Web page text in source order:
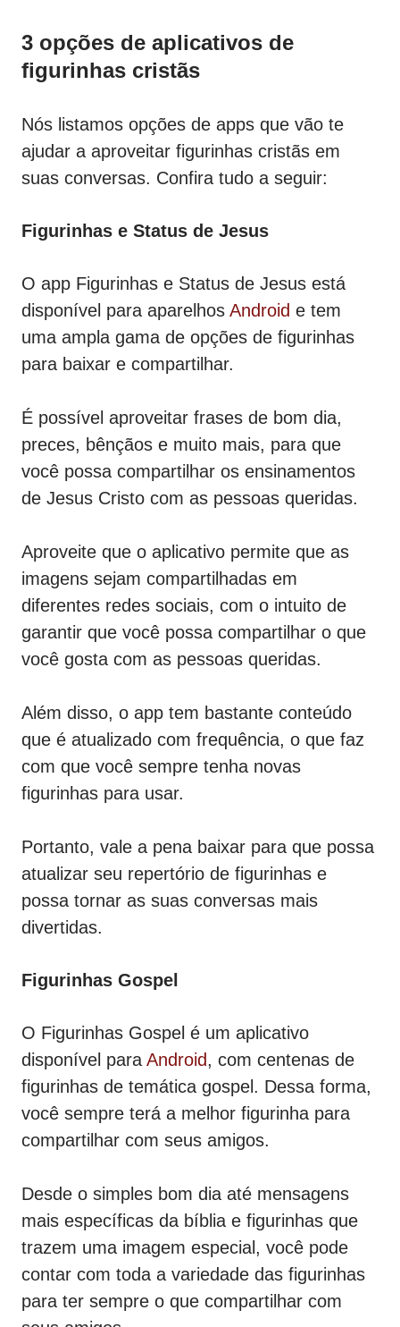
3 opções de aplicativos de
figurinhas cristãs
Nós listamos opções de apps que vão te
ajudar a aproveitar figurinhas cristãs em
suas conversas. Confira tudo a seguir:
Figurinhas e Status de Jesus
O app Figurinhas e Status de Jesus está
disponível para aparelhos Android e tem
uma ampla gama de opções de figurinhas
para baixar e compartilhar.
É possível aproveitar frases de bom dia,
preces, bênçãos e muito mais, para que
você possa compartilhar os ensinamentos
de Jesus Cristo com as pessoas queridas.
Aproveite que o aplicativo permite que as
imagens sejam compartilhadas em
diferentes redes sociais, com o intuito de
garantir que você possa compartilhar o que
você gosta com as pessoas queridas.
Além disso, o app tem bastante conteúdo
que é atualizado com frequência, o que faz
com que você sempre tenha novas
figurinhas para usar.
Portanto, vale a pena baixar para que possa
atualizar seu repertório de figurinhas e
possa tornar as suas conversas mais
divertidas.
Figurinhas Gospel
O Figurinhas Gospel é um aplicativo
disponível para Android, com centenas de
figurinhas de temática gospel. Dessa forma,
você sempre terá a melhor figurinha para
compartilhar com seus amigos.
Desde o simples bom dia até mensagens
mais específicas da bíblia e figurinhas que
trazem uma imagem especial, você pode
contar com toda a variedade das figurinhas
para ter sempre o que compartilhar com